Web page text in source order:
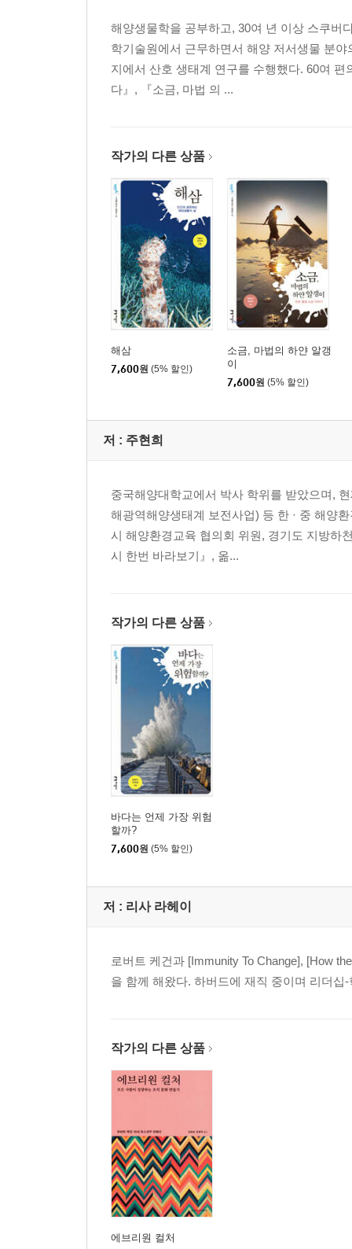
해양생물학을 공부하고, 30여 년 이상 스쿠버
학기술원에서 근무하면서 해양 저서생물 분
지에서 산호 생태계 연구를 수행했다. 60여
다』, 『소금, 마법 의 ...
작가의 다른 상품
해삼
7,600원 (5% 할인)
소금, 마법의 하얀 알갱
이
7,600원 (5% 할인)
저 : 주현희
중국해양대학교에서 박사 학위를 받았으며,
해광역해양생태계 보전사업) 등 한 · 중 해양
시 해양환경교육 협의회 위원, 경기도 지방하
시 한번 바라보기』, 옮...
작가의 다른 상품
바다는 언제 가장 위험
할까?
7,600원 (5% 할인)
저 : 리사 라헤이
로버트 케건과 [Immunity To Change], [How
을 함께 해왔다. 하버드에 재직 중이며 리더
작가의 다른 상품
에브리원 컬처